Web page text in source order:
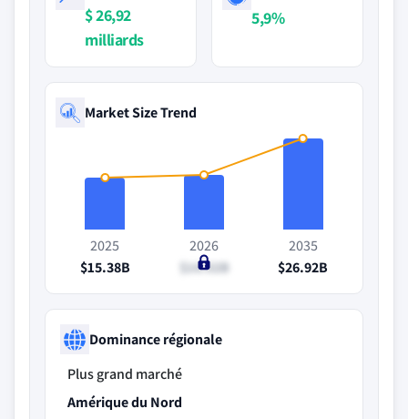
$ 26,92
milliards
5,9%
Market Size Trend
2025
$15.38B
2026
$16.02B
2035
$26.92B
Dominance régionale
Plus grand marché
Amérique du Nord